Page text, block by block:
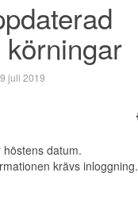
juli 2019
datum.
krävs inloggning.